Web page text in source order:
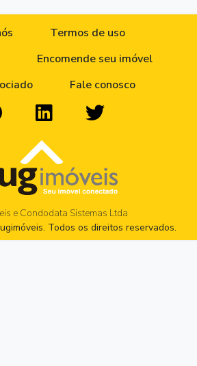
Termos de uso
Encomende seu imóvel
Fale conosco
e Condodata Sistemas Ltda
Todos os direitos reservados.